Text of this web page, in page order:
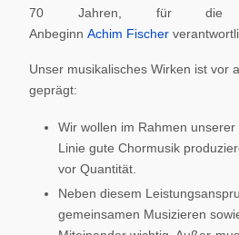
70 Jahren, für die
Anbeginn Achim Fischer
Unser musikalisches Wirken ist vor
geprägt:
Wir wollen im Rahmen
Linie gute Chormusik
vor Quantität.
Neben diesem
gemeinsamen Musizieren